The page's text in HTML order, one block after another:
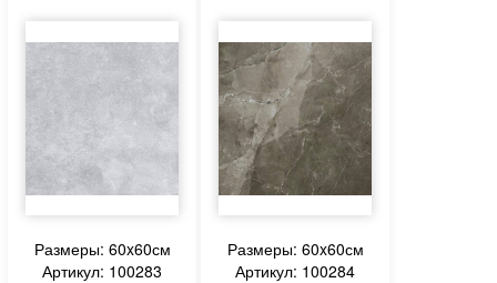
Размеры: 60x60см
Артикул: 100283
Размеры: 60x60см
Артикул: 100284